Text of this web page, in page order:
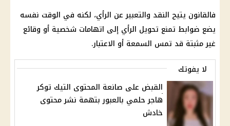
فالقانون يتيح النقد والتعبير عن الرأي، لكنه في الوقت نفسه
يضع ضوابط تمنع تحويل الرأي إلى اتهامات شخصية أو وقائع
غير مثبتة قد تمس السمعة أو الاعتبار.
لا يفوتك
القبض على صانعة المحتوى التيك توكر
هاجر حلمي بالعبور بتهمة نشر محتوى
خادش